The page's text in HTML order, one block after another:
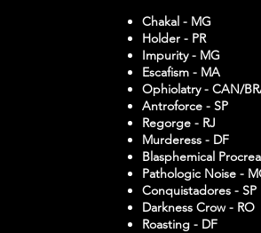
Chakal - MG
Holder - PR
Impurity - MG
Escafism - MA
Ophiolatry - CAN/
Antroforce - SP
Regorge - RJ
Murderess - DF
Blasphemical
Pathologic Noise -
Conquistadores - SP
Darkness Crow - RO
Roasting - DF